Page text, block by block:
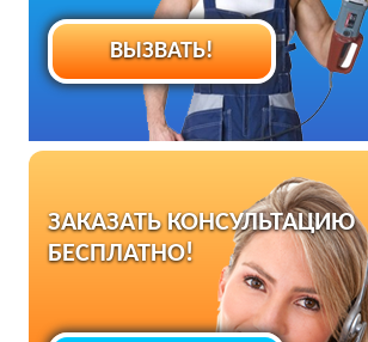
ВЫЗВАТЬ!
ЗАКАЗАТЬ КОНСУЛЬТАЦИЮ
БЕСПЛАТНО!